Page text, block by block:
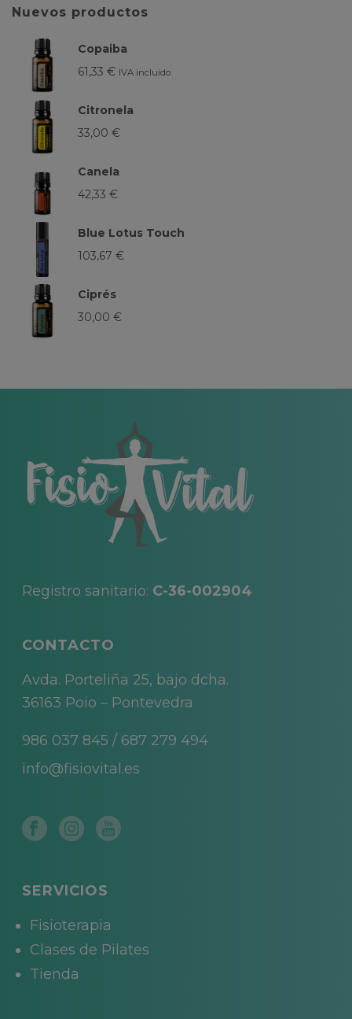
Nuevos productos
Copaiba
61,33 € IVA incluido
Citronela
33,00 €
Canela
42,33 €
Blue Lotus Touch
103,67 €
Ciprés
30,00 €
Registro sanitario: C-36-002904
CONTACTO
Avda. Porteliña 25, bajo dcha.
36163 Poio – Pontevedra
986 037 845 / 687 279 494
info@fisiovital.es
SERVICIOS
Fisioterapia
Clases de Pilates
Tienda